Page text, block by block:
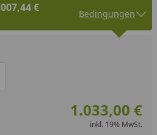
€
Bedingungen
verringern
manuell eingeben
um eins erhöhen
1.033,00 €
inkl. 19% MwSt.